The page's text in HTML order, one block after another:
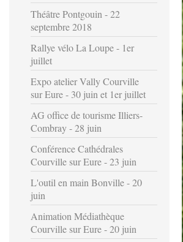
Théâtre Pontgouin - 22
septembre 2018
Rallye vélo La Loupe - 1er
juillet
Expo atelier Vally Courville
sur Eure - 30 juin et 1er juillet
AG office de tourisme Illiers-
Combray - 28 juin
Conférence Cathédrales
Courville sur Eure - 23 juin
L'outil en main Bonville - 20
juin
Animation Médiathèque
Courville sur Eure - 20 juin